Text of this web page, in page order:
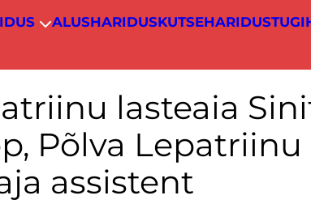
ALUSHARIDUSKUTSEHARIDUS
lasteaia
Põlva Lepatriinu
assistent